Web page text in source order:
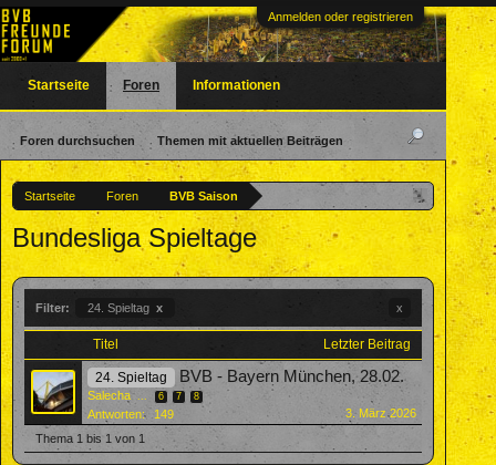
Anmelden oder registrieren
Startseite Foren BVB Saison
Bundesliga Spieltage
Filter: 24. Spieltag x x
Titel Letzter Beitrag
24. Spieltag BVB - Bayern München, 28.02.
Salecha ... 6 7 8
Antworten: 149
3. März 2026
Thema 1 bis 1 von 1
Startseite Foren
Foren durchsuchen Themen mit aktuellen Beiträgen
Informationen